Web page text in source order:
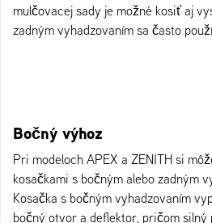
mulčovacej sady je možné kosiť aj
zadným vyhadzovaním sa často
Bočný výhoz
Pri modeloch APEX a ZENITH si
kosačkami s bočným alebo zadným
Kosačka s bočným vyhadzovaním
bočný otvor a deflektor, pričom silný